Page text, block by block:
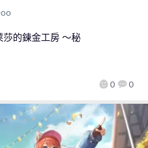
0 0
的鍊金工房 ～秘